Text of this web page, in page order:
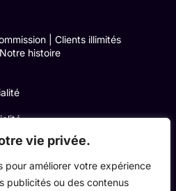
vie privée.
pour améliorer votre expérience
publicités ou des contenus
| Clients illimités
histoire